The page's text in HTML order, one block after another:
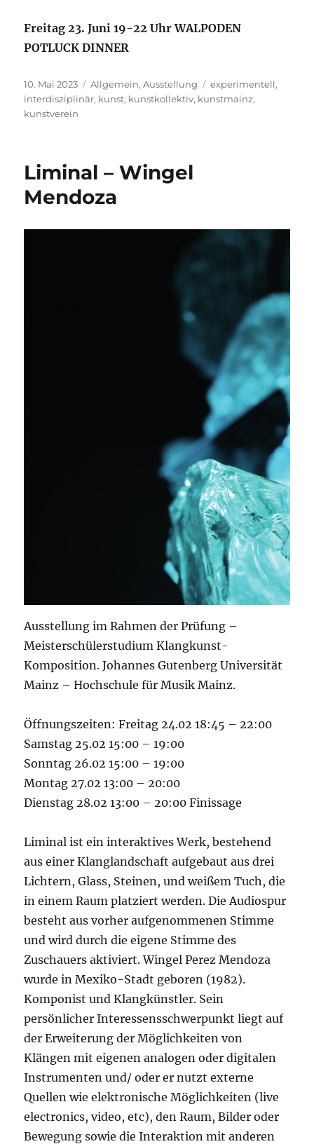
Freitag 23. Juni 19-22 Uhr WALPODEN
POTLUCK DINNER
Veröffentlicht
am
10. Mai 2023 Kategorien
Allgemein,Ausstellung Schlagwörter
experimentell,
interdisziplinär, kunst, kunstkollektiv, kunstmainz,
kunstverein
Liminal – Wingel
Mendoza
Ausstellung im Rahmen der Prüfung –
Meisterschülerstudium Klangkunst-
Komposition. Johannes Gutenberg Universität
Mainz – Hochschule für Musik Mainz.
Öffnungszeiten: Freitag 24.02 18:45 – 22:00
Samstag 25.02 15:00 – 19:00
Sonntag 26.02 15:00 – 19:00
Montag 27.02 13:00 – 20:00
Dienstag 28.02 13:00 – 20:00 Finissage
Liminal ist ein interaktives Werk, bestehend
aus einer Klanglandschaft aufgebaut aus drei
Lichtern, Glass, Steinen, und weißem Tuch, die
in einem Raum platziert werden. Die Audiospur
besteht aus vorher aufgenommenen Stimme
und wird durch die eigene Stimme des
Zuschauers aktiviert. Wingel Perez Mendoza
wurde in Mexiko-Stadt geboren (1982).
Komponist und Klangkünstler. Sein
persönlicher Interessensschwerpunkt liegt auf
der Erweiterung der Möglichkeiten von
Klängen mit eigenen analogen oder digitalen
Instrumenten und/ oder er nutzt externe
Quellen wie elektronische Möglichkeiten (live
electronics, video, etc), den Raum, Bilder oder
Bewegung sowie die Interaktion mit anderen